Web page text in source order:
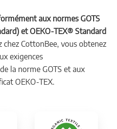
aux normes GOTS
et OEKO-TEX® Standard
CottonBee, vous obtenez
exigences
la norme GOTS et aux
OEKO-TEX.